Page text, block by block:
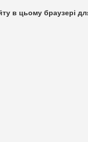
в цьому браузері